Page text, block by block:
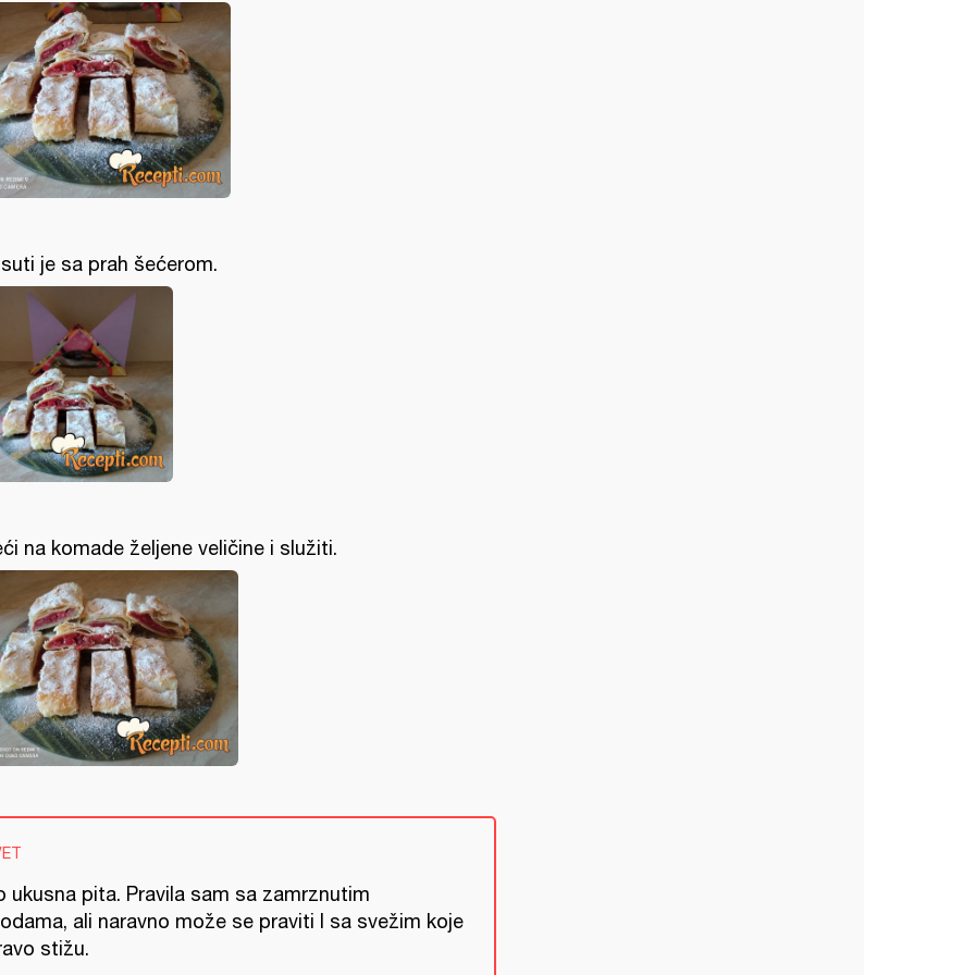
je sa prah šećerom.
na komade željene veličine i služiti.
ukusna pita. Pravila sam sa zamrznutim
ali naravno može se praviti I sa svežim koje
stižu.